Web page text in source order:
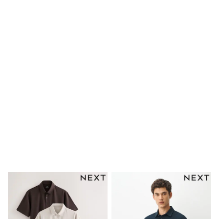
Women's Holiday Shop
All Swimwear
All Beachwear
Bags & Accessories
Beach Dresses & Kaftans